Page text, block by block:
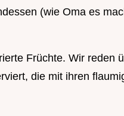
(wie Oma es
Früchte. Wir reden
die mit ihren